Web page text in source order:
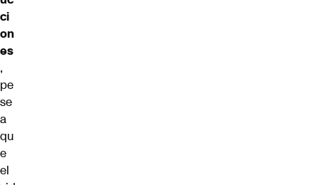
ci
on
es
,
pe
se
a
qu
e
el